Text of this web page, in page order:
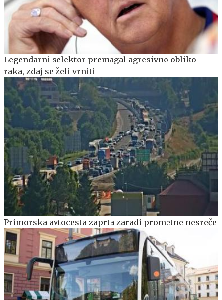
Legendarni selektor premagal agresivno obliko
raka, zdaj se želi vrniti
Primorska avtocesta zaprta zaradi prometne nesreče